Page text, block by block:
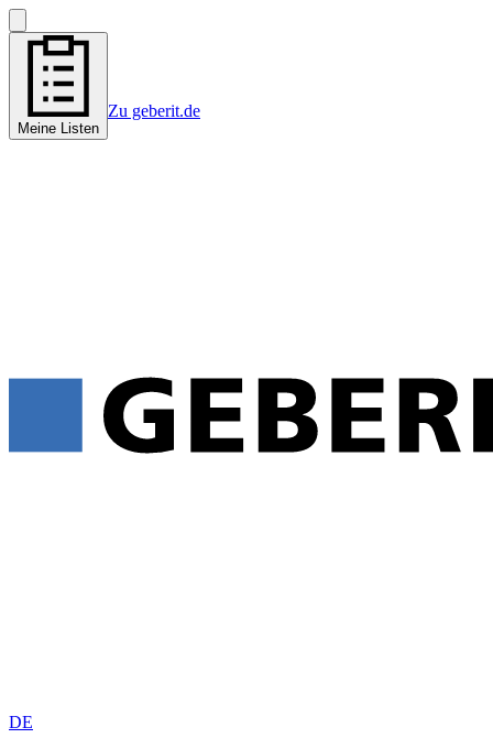
Meine Listen
Zu geberit.de
DE